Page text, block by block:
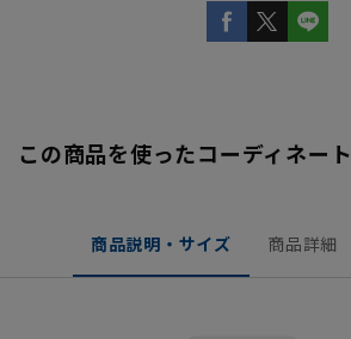
この商品を使ったコーディネート
商品説明・サイズ 商品詳細